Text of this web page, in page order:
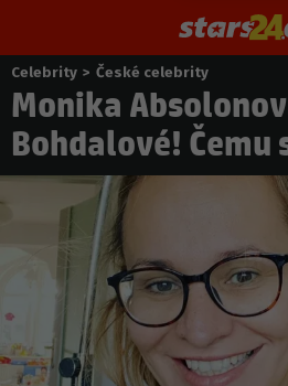
Nacházíte
se
zde:
Celebrity > České celebrity
Monika
Bohdalové! Čemu